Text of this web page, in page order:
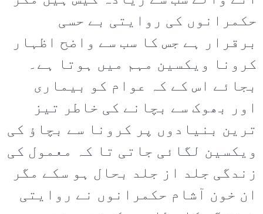
حکمرانوں کی روایتی بے حسی
برقرار ہے جس کا سب سے واضح اظہار
کرونا ویکسین مہم میں ہوتا ہے۔
بجائے اس کے کہ عوام کو بیماری
اور بھوک سے بچانے کی خاطر تیز
ترین بنیادوں پر کرونا سے بچاؤ کی
ویکسین لگائی جاتی تا کہ معمول کی
زندگی جلد از جلد بحال ہو سکے مگر
ان خون آشام حکمرانوں نے روایتی